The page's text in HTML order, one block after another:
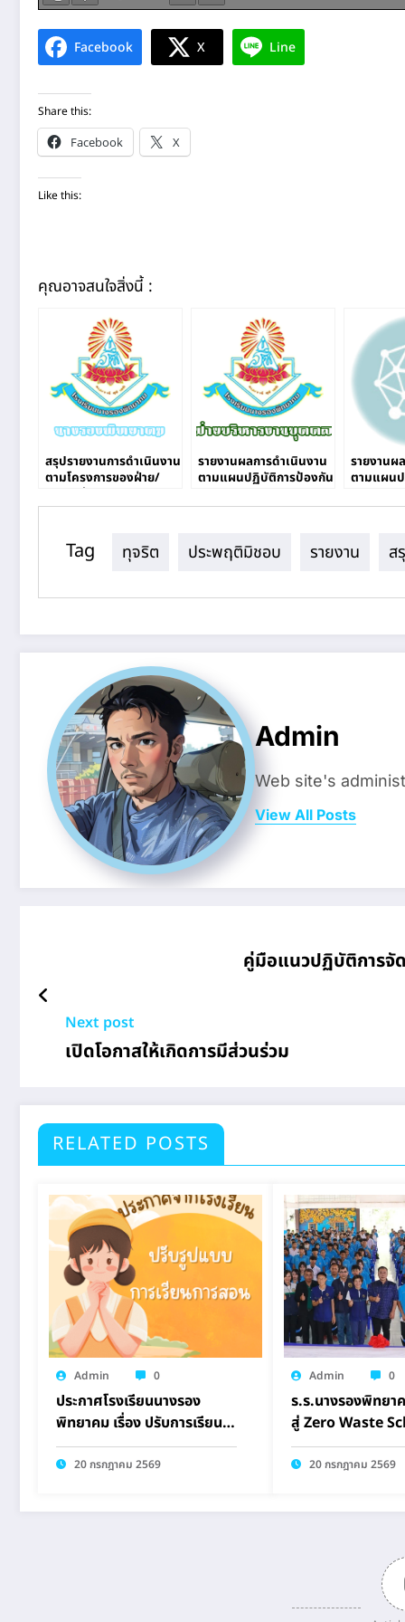
Facebook X Line
Share this:
Facebook
X
Like this:
คุณอาจสนใจสิ่งนี้ :
สรุปรายงานการดำเนินงาน
ตามโครงการของฝ่าย/
ปฏิบัติการปีงบประมาณ
รายงานผลการดําเนินงาน
ตามแผนปฏิบัติการป้องกัน
รายงานผ
ตามแผน
Tag ทุจริต ประพฤติมิชอบ รายงาน ส
Admin
Web site's
View All Posts
คู่มือแนวปฏิบัติการจั
Next post
เปิดโอกาสให้เกิดการมีส่วนร่วม
RELATED POSTS
Admin 0
ประกาศโรงเรียนนางรอง
พิทยาคม เรื่อง ปรับการเรียน
การสอนรูปแบบออนไลน์
20 กรกฎาคม 2569
Admin 0
ร.ร.นางรองพิทยา
สู่ Zero Waste
ปลูกจิตสำนึกเยาว
แวดล้อม
20 กรกฎาคม 2569